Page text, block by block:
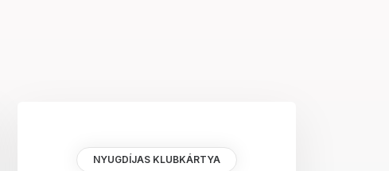
NYUGDÍJAS KLUBKÁRTYA